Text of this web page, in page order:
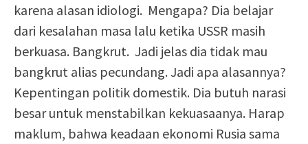
karena alasan idiologi. Mengapa? Dia belajar
dari kesalahan masa lalu ketika USSR masih
berkuasa. Bangkrut. Jadi jelas dia tidak mau
bangkrut alias pecundang. Jadi apa alasannya?
Kepentingan politik domestik. Dia butuh narasi
besar untuk menstabilkan kekuasaanya. Harap
maklum, bahwa keadaan ekonomi Rusia sama